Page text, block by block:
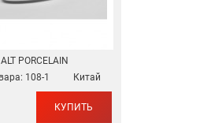
ALT PORCELAIN
108-1 Китай
КУПИТЬ